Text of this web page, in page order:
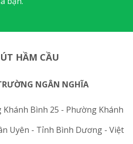
HẦM CẦU
NGÂN NGHĨA
Bình 25 - Phường Khánh
Uyên - Tỉnh Bình Dương - Việt